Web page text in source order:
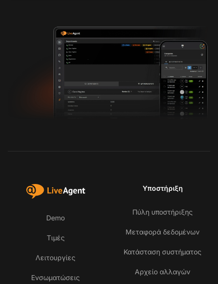
Demo
Τιμές
Λειτουργίες
Ενσωματώσεις
Υποστήριξη
Πύλη υποστήριξης
Μεταφορά δεδομένων
Κατάσταση συστήματος
Αρχείο αλλαγών